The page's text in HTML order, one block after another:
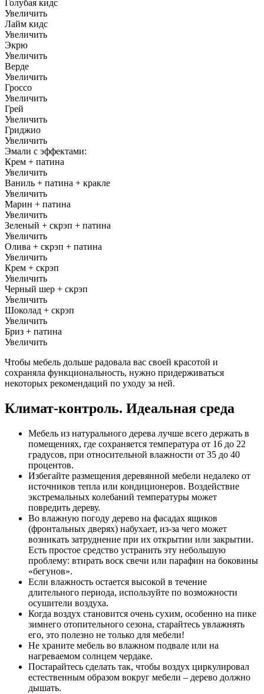
Голубая кидс
Увеличить
Лайм кидс
Увеличить
Экрю
Увеличить
Верде
Увеличить
Гроссо
Увеличить
Грей
Увеличить
Гриджио
Увеличить
Эмали с эффектами:
Крем + патина
Увеличить
Ваниль + патина + кракле
Увеличить
Марин + патина
Увеличить
Зеленый + скрэп + патина
Увеличить
Олива + скрэп + патина
Увеличить
Крем + скрэп
Увеличить
Черный шер + скрэп
Увеличить
Шоколад + скрэп
Увеличить
Бриз + патина
Увеличить
Чтобы мебель дольше радовала вас своей красотой и
сохраняла функциональность, нужно придерживаться
некоторых рекомендаций по уходу за ней.
Климат-контроль. Идеальная среда
Мебель из натурального дерева лучше всего держать в
помещениях, где сохраняется температура от 16 до 22
градусов, при относительной влажности от 35 до 40
процентов.
Избегайте размещения деревянной мебели недалеко от
источников тепла или кондиционеров. Воздействие
экстремальных колебаний температуры может
повредить дереву.
Во влажную погоду дерево на фасадах ящиков
(фронтальных дверях) набухает, из-за чего может
возникать затруднение при их открытии или закрытии.
Есть простое средство устранить эту небольшую
проблему: втирать воск свечи или парафин на боковины
«бегунов».
Если влажность остается высокой в течение
длительного периода, используйте по возможности
осушители воздуха.
Когда воздух становится очень сухим, особенно на пике
зимнего отопительного сезона, старайтесь увлажнять
его, это полезно не только для мебели!
Не храните мебель во влажном подвале или на
нагреваемом солнцем чердаке.
Постарайтесь сделать так, чтобы воздух циркулировал
естественным образом вокруг мебели – дерево должно
дышать.